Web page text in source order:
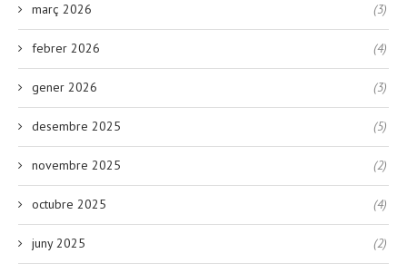
març 2026 (3)
febrer 2026 (4)
gener 2026 (3)
desembre 2025 (5)
novembre 2025 (2)
octubre 2025 (4)
juny 2025 (2)